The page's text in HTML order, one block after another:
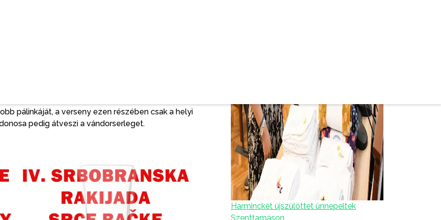
könnyíteni az embereknek hogy minél többen
szállítását megoldjuk. Gyümölcs szempontjából
bízunk abban, hogy azért vidékről és külföldről is
pálinkáját, a verseny ezen részében csak a helyi
pedig átveszi a vándorserleget.
Harminckét újszülöttet ünnepeltek
Szenttamáson